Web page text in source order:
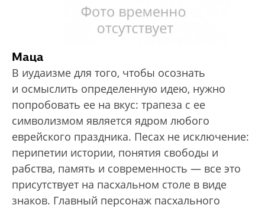
Маца
В иудаизме для того, чтобы осознать
и осмыслить определенную идею, нужно
попробовать ее на вкус: трапеза с ее
символизмом является ядром любого
еврейского праздника. Песах не исключение:
перипетии истории, понятия свободы и
рабства, память и современность — все это
присутствует на пасхальном столе в виде
знаков. Главный персонаж пасхального